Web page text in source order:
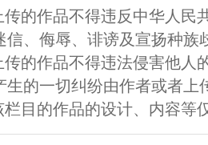
的作品不得违反中华人民
信、侮辱、诽谤及宣扬种族
的作品不得违法侵害他人
生的一切纠纷由作者或者上
目的作品的设计、内容等